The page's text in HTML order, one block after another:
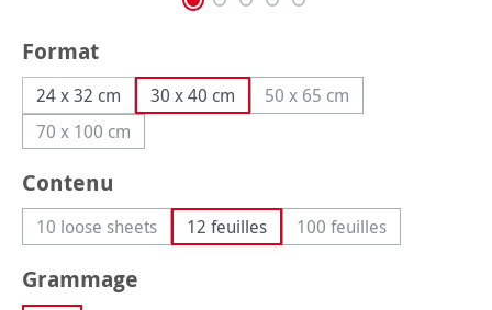
Sélectionnez
Format
24 x 32 cm 30 x 40 cm 50 x 65 cm(Cette option n'est pas
70 x 100 cm(Cette option n'est pas disponible pour le moment.)
Sélectionnez
Contenu
10 loose sheets(Cette option n'est pas disponible pour le moment.)
12 feuilles 100 feuilles(Cette option n'est
Sélectionnez
Grammage